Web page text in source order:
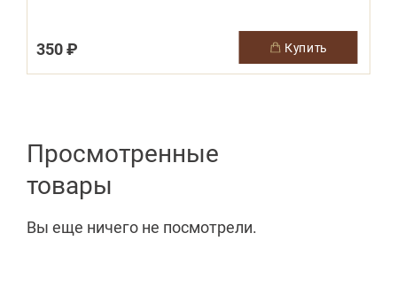
350 ₽ купить
Просмотренные
товары
Вы еще ничего не посмотрели.